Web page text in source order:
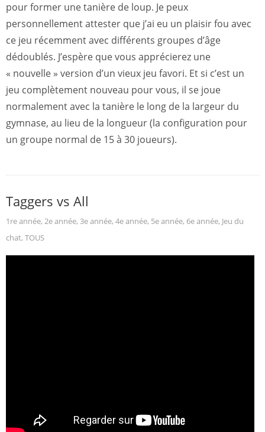
pour former une tanière de loup. Je peux
personnellement attester que j’ai eu un plaisir fou avec
ce jeu récemment avec différents groupes d’âge
dédoublés. J’espère que vous apprécierez une
« nouvelle » version d’un vieux jeu favori. Et si c’est un
jeu complètement nouveau pour vous, il se joue
normalement avec la tanière le long de la largeur du
gymnase, au lieu de la longueur (la configuration pour
un groupe normal de 15 à 30 joueurs).
Taggers vs All
1re année, 2e année, 3e année, 4e année, 5e année, 6e année, Jeu du
chat, TOUS